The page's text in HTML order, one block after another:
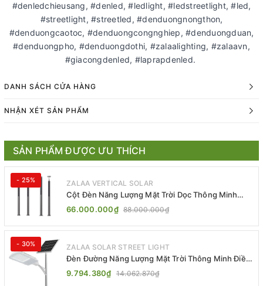
#denledchieusang, #denled, #ledlight, #ledstreetlight, #led,
#streetlight, #streetled, #denduongnongthon,
#denduongcaotoc, #denduongcongnghiep, #denduongduan,
#denduongpho, #denduongdothi, #zalaalighting, #zalaavn,
#giacongdenled, #laprapdenled.
DANH SÁCH CỬA HÀNG
NHẬN XÉT SẢN PHẨM
SẢN PHẨM ĐƯỢC ƯU THÍCH
- 25% ZALAA VERTICAL SOLAR
Cột Đèn Năng Lượng Mặt Trời Dọc Thông Minh
ZSR-YYDS-360 | ZALAA Jsc
66.000.000₫ 88.000.000₫
- 30% ZALAA SOLAR STREET LIGHT
Đèn Đường Năng Lượng Mặt Trời Thông Minh Điều
Khiển MPPT ZL-GMX01 ZALAA
9.794.380₫ 14.062.870₫